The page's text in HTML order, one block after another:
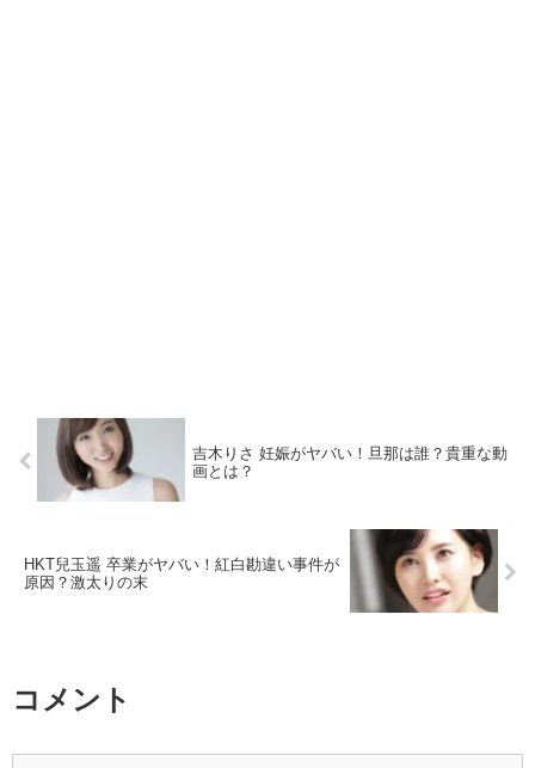
吉木りさ 妊娠がヤバい！旦那は誰？貴重な動
画とは？
HKT兒玉遥 卒業がヤバい！紅白勘違い事件が
原因？激太りの末
コメント